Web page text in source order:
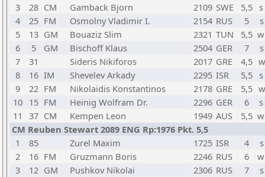
3
28 CM Gamback Bjorn 2109 SWE 5,5
4
25 FM Osmolny Vladimir I. 2154 RUS 5
5
13 GM Bouaziz Slim 2321 TUN 5,5
6
5 GM Bischoff Klaus 2504 GER 7
7
31 Sideris Nikiforos 2017 GRE 4,5
8
16 IM Shevelev Arkady 2295 ISR 5,5
9
22 FM Nikolaidis Konstantinos 2178 GRE 5,5
10 15 FM Heinig Wolfram Dr. 2296 GER 6
11
37 CM Kempen Leon 1949 AUS 5,5
CM Reuben Stewart 2089 ENG Rp:1976 Pkt. 5,5
1
85 Zurel Maxim 1725 ISR 4
2
16 FM Gruzmann Boris 2246 RUS 6
3
12 GM Pushkov Nikolai 2306 RUS 7